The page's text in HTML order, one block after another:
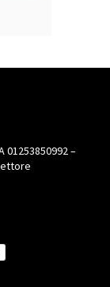
01253850992 –